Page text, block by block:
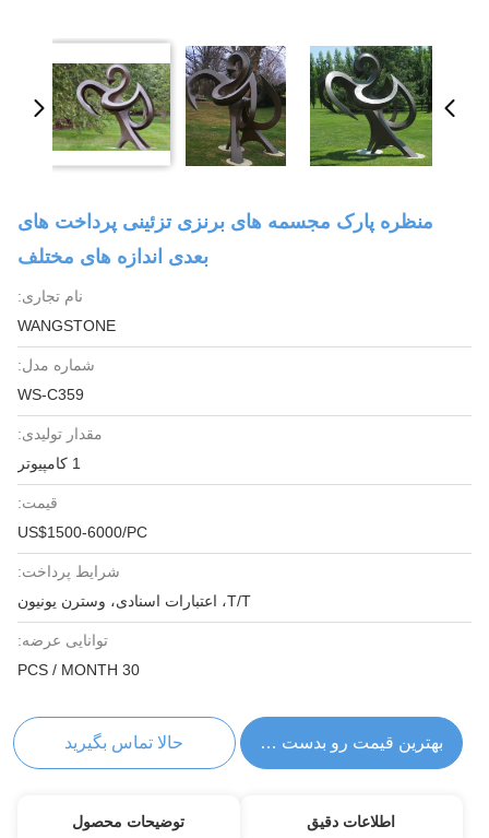
منظره پارک مجسمه های برنزی تزئینی پرداخت های
بعدی اندازه های مختلف
نام تجاری:
WANGSTONE
شماره مدل:
WS-C359
مقدار تولیدی:
قیمت:
US$1500-6000/PC
شرایط پرداخت:
T/T، اعتبارات اسنادی، وسترن یونیون
توانایی عرضه:
30 PCS / MONTH
بهترین قیمت رو بدست بیار حالا تماس بگیرید
اطلاعات دقیق توضیحات محصول